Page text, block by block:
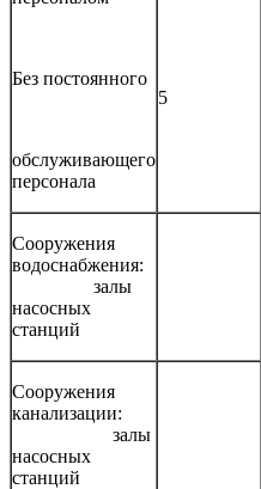
Без постоянного
обслуживающего
персонала
5
Сооружения
водоснабжения:
залы
насосных
станций
Сооружения
канализации:
залы
насосных
станций